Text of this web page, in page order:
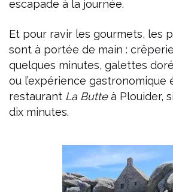
escapade à la journée.
Et pour ravir les gourmets, les
sont à portée de main :
quelques minutes, galettes
ou l’expérience gastronomique
restaurant La Butteà Plouider,
dix minutes.